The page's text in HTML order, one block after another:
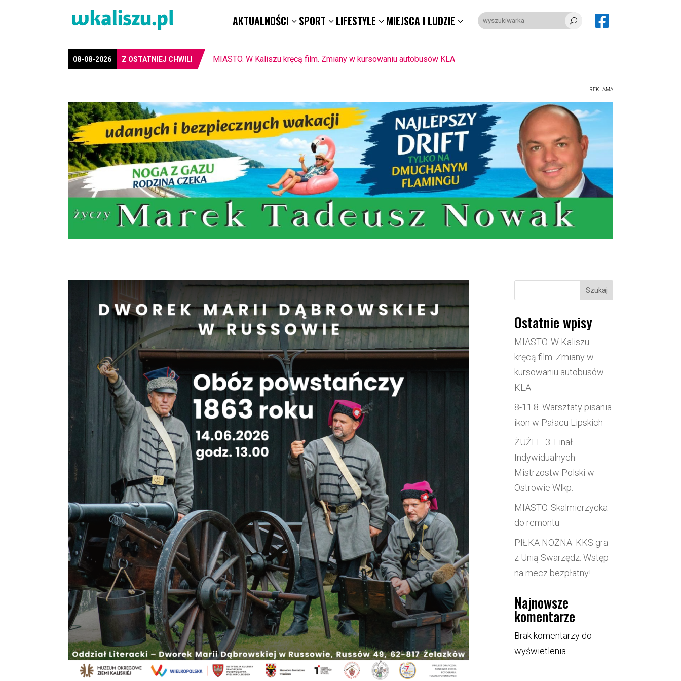
AKTUALNOŚCI SPORT LIFESTYLE MIEJSCA I LUDZIE U 
08-08-2026 Z OSTATNIEJ CHWILI 8-11.8. Warsztaty pisania ikon w Pałacu Lipskich
REKLAMA
Szukaj
Ostatnie wpisy
MIASTO. W Kaliszu
kręcą film. Zmiany w
kursowaniu autobusów
KLA
8-11.8. Warsztaty pisania
ikon w Pałacu Lipskich
ŻUŻEL. 3. Finał
Indywidualnych
Mistrzostw Polski w
Ostrowie Wlkp.
MIASTO. Skalmierzycka
do remontu
PIŁKA NOŻNA. KKS gra
z Unią Swarzędz. Wstęp
na mecz bezpłatny!
Najnowsze
komentarze
Brak komentarzy do
wyświetlenia.